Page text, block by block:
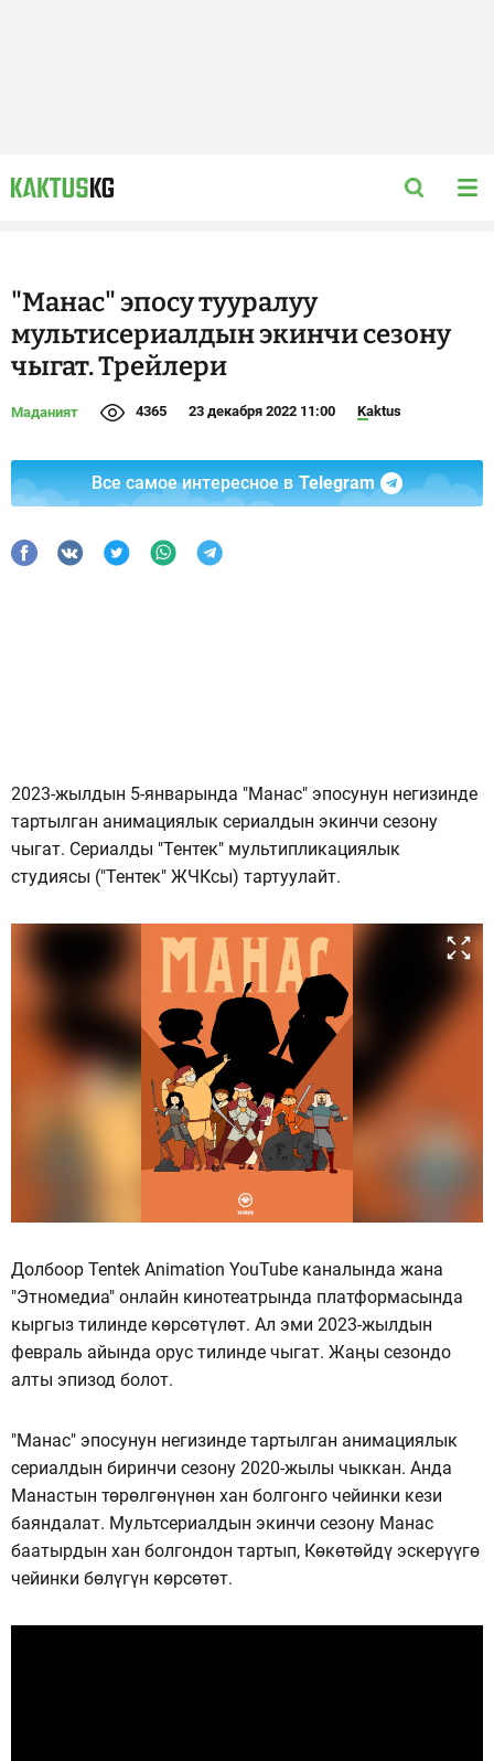
"Манас" эпосу тууралуу
мультисериалдын экинчи сезону
чыгат. Трейлери
Маданият 4365 23 декабря 2022 11:00 Kaktus
Все самое интересное в Telegram
2023-жылдын 5-январында "Манас" эпосунун негизинде
тартылган анимациялык сериалдын экинчи сезону
чыгат. Сериалды "Тентек" мультипликациялык
студиясы ("Тентек" ЖЧКсы) тартуулайт.
Долбоор Tentek Animation YouTube каналында жана
"Этномедиа" онлайн кинотеатрында платформасында
кыргыз тилинде көрсөтүлөт. Ал эми 2023-жылдын
февраль айында орус тилинде чыгат. Жаңы сезондо
алты эпизод болот.
"Манас" эпосунун негизинде тартылган анимациялык
сериалдын биринчи сезону 2020-жылы чыккан. Анда
Манастын төрөлгөнүнөн хан болгонго чейинки кези
баяндалат. Мультсериалдын экинчи сезону Манас
баатырдын хан болгондон тартып, Көкөтөйдү эскерүүгө
чейинки бөлүгүн көрсөтөт.